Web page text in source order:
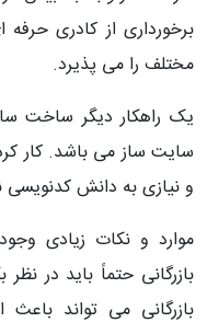
برخورداری از کادری
مختلف را می پذیرد.
یک راهکار دیگر ساخت
سایت ساز می باشد. کار
و نیازی به دانش کدنویسی
موارد و نکات زیادی
بازرگانی حتماً باید در
بازرگانی می تواند